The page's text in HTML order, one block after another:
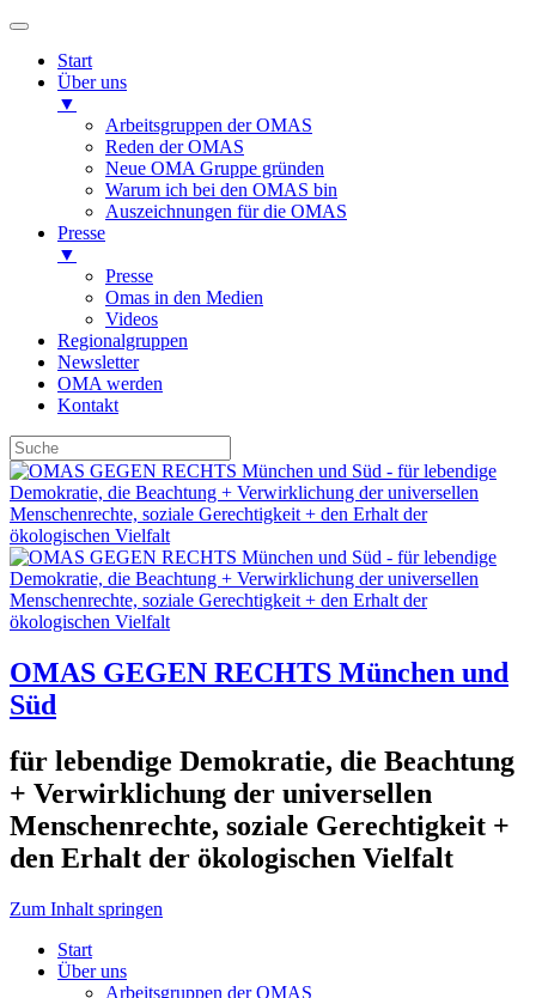
Start
Über uns
▼
Arbeitsgruppen der OMAS
Reden der OMAS
Neue OMA Gruppe gründen
Warum ich bei den OMAS bin
Auszeichnungen für die OMAS
Presse
▼
Presse
Omas in den Medien
Videos
Regionalgruppen
Newsletter
OMA werden
Kontakt
OMAS GEGEN RECHTS München und
Süd
für lebendige Demokratie, die Beachtung
+ Verwirklichung der universellen
Menschenrechte, soziale Gerechtigkeit +
den Erhalt der ökologischen Vielfalt
Zum Inhalt springen
Start
Über uns
Arbeitsgruppen der OMAS